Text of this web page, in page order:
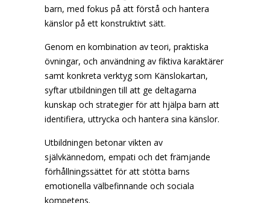
barn, med fokus på att förstå och hantera
känslor på ett konstruktivt sätt.
Genom en kombination av teori, praktiska
övningar, och användning av fiktiva karaktärer
samt konkreta verktyg som Känslokartan,
syftar utbildningen till att ge deltagarna
kunskap och strategier för att hjälpa barn att
identifiera, uttrycka och hantera sina känslor.
Utbildningen betonar vikten av
självkännedom, empati och det främjande
förhållningssättet för att stötta barns
emotionella välbefinnande och sociala
kompetens.